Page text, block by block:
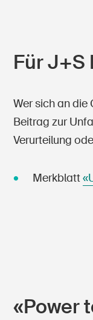
Für J+S
Wer sich an die
Beitrag zur
Verurteilung
Merkblatt
«Power